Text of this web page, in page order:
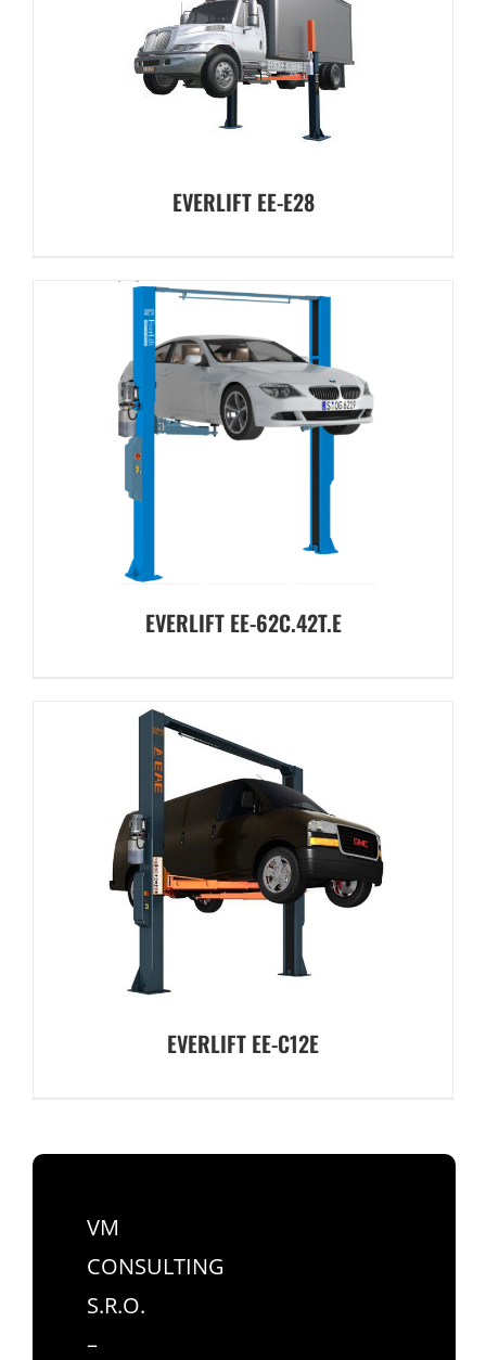
EVERLIFT EE-E28
EVERLIFT EE-62C.42T.E
EVERLIFT EE-C12E
VM
CONSULTING
S.R.O.
–